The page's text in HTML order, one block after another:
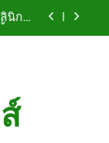
นิกชื่อ
รวบ
ะเทศ
ริหาร
พัทยา